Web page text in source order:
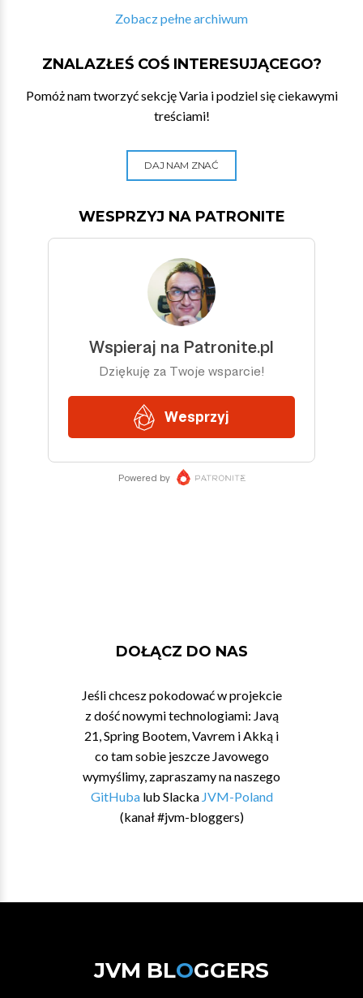
Zobacz pełne archiwum
ZNALAZŁEŚ COŚ INTERESUJĄCEGO?
Pomóż nam tworzyć sekcję Varia i podziel się ciekawymi
treściami!
DAJ NAM ZNAĆ
WESPRZYJ NA PATRONITE
DOŁĄCZ DO NAS
Jeśli chcesz pokodować w projekcie
z dość nowymi technologiami: Javą
21, Spring Bootem, Vavrem i Akką i
co tam sobie jeszcze Javowego
wymyślimy, zapraszamy na naszego
GitHubalub Slacka JVM-Poland
(kanał #jvm-bloggers)
JVM BLOGGERS